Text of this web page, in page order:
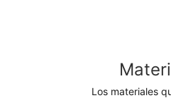
Los materiales